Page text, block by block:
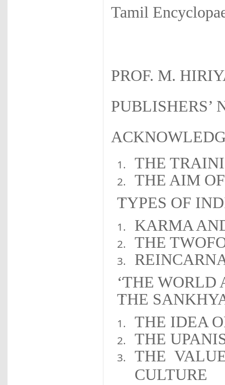
Tamil
PROF. M.
PUBLISHERS’
THE
THE AIM
TYPES OF
KARMA
THE
‘THE
THE
THE IDEA
THE
THE
CULTURE